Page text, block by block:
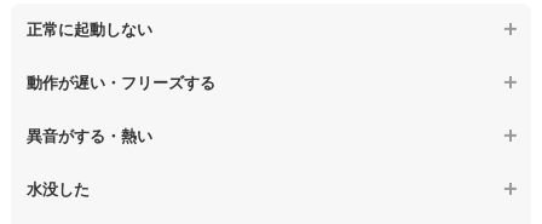
正常に起動しない
【デスクトップPC】電源を押しても反応がない
動作が遅い・フリーズする
【デスクトップPC】操作中の動作が遅い
異音がする・熱い
【デスクトップPC】パソコンから異音がする
水没した